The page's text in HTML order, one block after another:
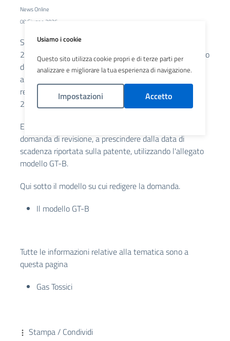
News Online
08 Giugno 2026
Si comunica che sulla G.U. - Serie Generale n. 121 del
27.05.2026 - è stato pubblicato il Decreto del Ministero
della Salute 22 aprile 2026 "Revisione delle patenti di
abilitazione per l'impiego dei gas tossici rilasciate o
revisionate nel periodo 1° gennaio - 31 dicembre
2021".
Entro il 30.11.2026 gli interessati possono presentare
domanda di revisione, a prescindere dalla data di
scadenza riportata sulla patente, utilizzando l'allegato
modello GT-B.
Qui sotto il modello su cui redigere la domanda.
Il modello GT-B
Tutte le informazioni relative alla tematica sono a
questa pagina
Gas Tossici
Stampa / Condividi
Usiamo i cookie
Questo sito utilizza cookie propri e di terze parti per
analizzare e migliorare la tua esperienza di navigazione.
Impostazioni Accetto